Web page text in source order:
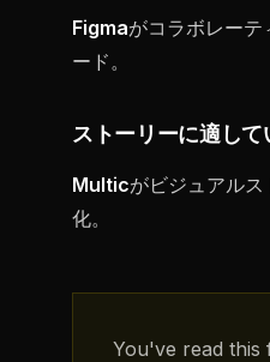
Figmaがコラボレーテ
ード。
ストーリーに適して
Multicがビジュアル
化。
You've read